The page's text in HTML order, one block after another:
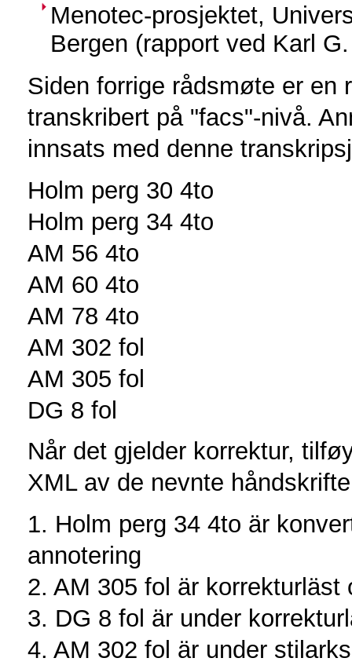
Menotec-prosjektet,
Bergen (rapport ved Karl
Siden forrige rådsmøte er en
transkribert på "facs"-nivå.
innsats med denne
Holm perg 30 4to
Holm perg 34 4to
AM 56 4to
AM 60 4to
AM 78 4to
AM 302 fol
AM 305 fol
DG 8 fol
Når det gjelder korrektur,
XML av de nevnte
1. Holm perg 34 4to är
annotering
2. AM 305 fol är
3. DG 8 fol är under
4. AM 302 fol är under